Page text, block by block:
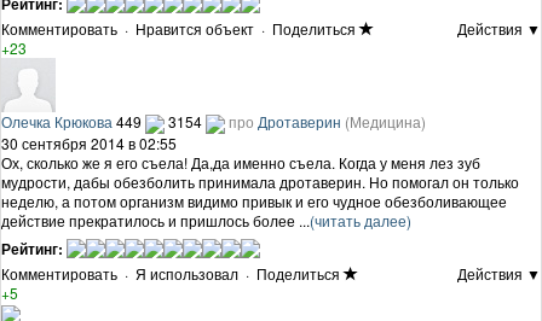
Комментировать · Нравится объект · Поделиться
Действия ▼
+23
Олечка Крюкова 449 3154 про Дротаверин (Медицина)
30 сентября 2014 в 02:55
Ох, сколько же я его съела! Да,да именно съела. Когда у меня лез зуб
мудрости, дабы обезболить принимала дротаверин. Но помогал он только
неделю, а потом организм видимо привык и его чудное обезболивающее
действие прекратилось и пришлось более ...(читать далее)
Рейтинг:
Комментировать · Я использовал · Поделиться
Действия ▼
+5